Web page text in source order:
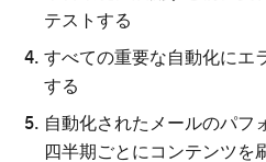
テストする
すべての重要な自動化にエ
する
自動化されたメールのパフ
四半期ごとにコンテンツを